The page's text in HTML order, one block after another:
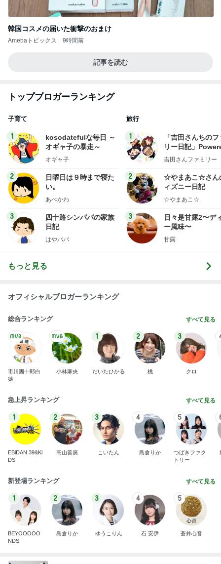
韓国コスメの届いた衝撃のおまけ
Amebaトピックス 9時間前
記事を読む
トップブロガーランキング
子育て
1
kosodatefulな毎日 ～
オギャ子の暴走～
オギャ子
2
日曜日は９時まで寝た
い。
あべかわ
3
四十路シンパパの家族
日記
はやパパ
旅行
1
「吉田さんちの
リー日記」
y Ameba 吉田さ
ログ
吉田さんファミリー
2
☆やまあこ☆さん
ィズニー日記
☆やまあこ☆
3
日々是甘露2〜デ
ー風味〜
甘露
もっと見る
オフィシャルブロガーランキング
総合ランキング すべて見る
市川團十郎白
猿
小林麻央
1
だいたひかる
2
桃
3
クロ
急上昇ランキング すべて見る
1
EBiDAN 39&Ki
DS
2
高山善廣
3
こいたん
4
島倉りか
5
つばきファク
トリー
新登場ランキング すべて見る
1
BEYOOOOO
NDS
2
島倉りか
3
ゆうこりん
4
石 安伊
5
蒼井心音